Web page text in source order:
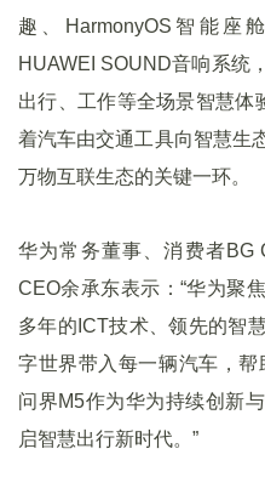
趣、HarmonyOS智能座
HUAWEI SOUND音响系统
出行、工作等全场景智慧体
着汽车由交通工具向智慧生
万物互联生态的关键一环。
华为常务董事、消费者BG
CEO余承东表示：“华为聚
多年的ICT技术、领先的智
字世界带入每一辆汽车，
问界M5作为华为持续创新
启智慧出行新时代。”